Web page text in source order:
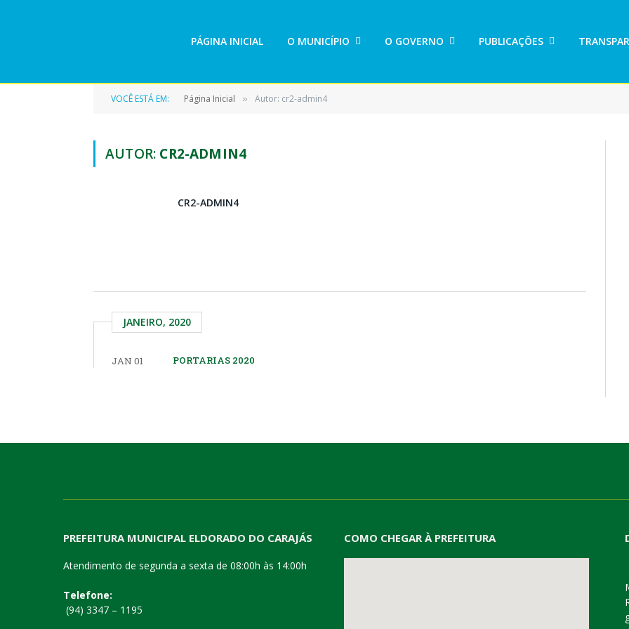
PÁGINA INICIAL O MUNICÍPIO O GOVERNO PUBLICAÇÕES
VOCÊ ESTÁ EM: Página Inicial » Autor: cr2-admin4
AUTOR: CR2-ADMIN4
CR2-ADMIN4
JANEIRO, 2020
JAN 01 PORTARIAS 2020
PREFEITURA MUNICIPAL ELDORADO DO CARAJÁS
Atendimento de segunda a sexta de 08:00h às 14:00h
Telefone:
(94) 3347 – 1195
COMO CHEGAR À PREFEITURA